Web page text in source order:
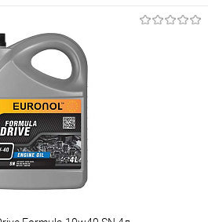
Под заказ
Под заказ